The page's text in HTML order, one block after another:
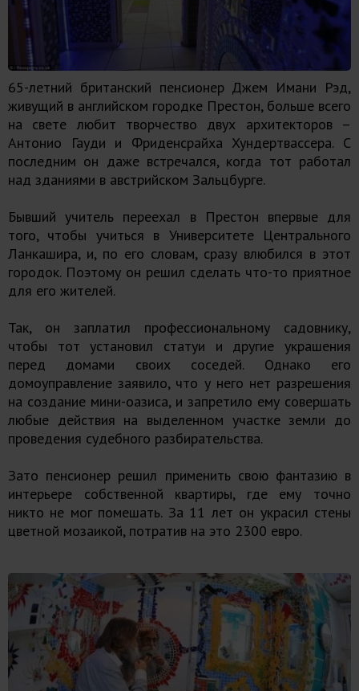
65-летний британский пенсионер Джем Имани Рэд,
живущий в английском городке Престон, больше всего
на свете любит творчество двух архитекторов –
Антонио Гауди и Фриденсрайха Хундертвассера. С
последним он даже встречался, когда тот работал
над зданиями в австрийском Зальцбурге.
Бывший учитель переехал в Престон впервые для
того, чтобы учиться в Университете Центрального
Ланкашира, и, по его словам, сразу влюбился в этот
городок. Поэтому он решил сделать что-то приятное
для его жителей.
Так, он заплатил профессиональному садовнику,
чтобы тот установил статуи и другие украшения
перед домами своих соседей. Однако его
домоуправление заявило, что у него нет разрешения
на создание мини-оазиса, и запретило ему совершать
любые действия на выделенном участке земли до
проведения судебного разбирательства.
Зато пенсионер решил применить свою фантазию в
интерьере собственной квартиры, где ему точно
никто не мог помешать. За 11 лет он украсил стены
цветной мозаикой, потратив на это 2300 евро.